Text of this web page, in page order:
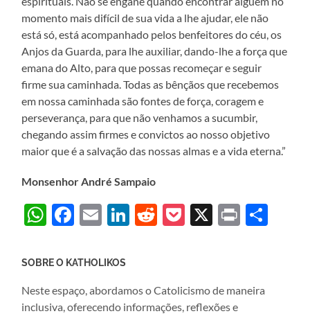
momento mais difícil de sua vida a lhe ajudar, ele não
está só, está acompanhado pelos benfeitores do céu, os
Anjos da Guarda, para lhe auxiliar, dando-lhe a força que
emana do Alto, para que possas recomeçar e seguir
firme sua caminhada. Todas as bênçãos que recebemos
em nossa caminhada são fontes de força, coragem e
perseverança, para que não venhamos a sucumbir,
chegando assim firmes e convictos ao nosso objetivo
maior que é a salvação das nossas almas e a vida eterna.”
Monsenhor André Sampaio
WhatsApp
Facebook
EmailLinkedIn
Reddit
Pocket
X Print
SOBRE O KATHOLIKOS
Neste espaço, abordamos o Catolicismo de maneira
inclusiva, oferecendo informações, reflexões e